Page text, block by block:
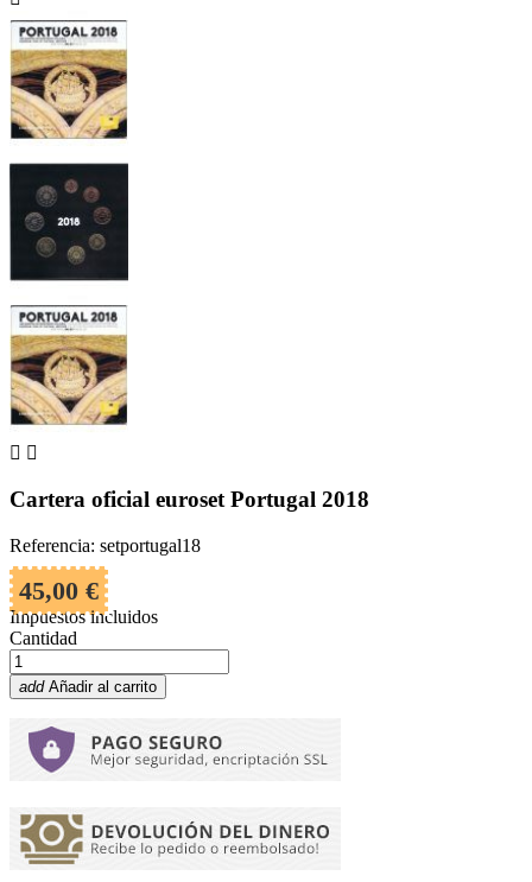
 
Cartera oficial euroset Portugal 2018
Referencia: setportugal18
45,00 €
Impuestos incluidos
Cantidad
add Añadir al carrito